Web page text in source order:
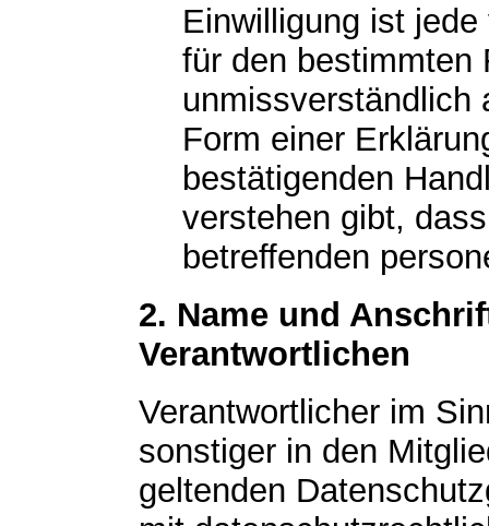
Einwilligung ist
für den bestimmten
unmissverständlich
Form einer
bestätigenden
verstehen gibt,
betreffenden
2. Name und
Verantwortlichen
Verantwortlicher im
sonstiger in den
geltenden